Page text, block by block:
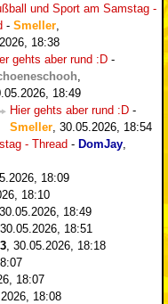
und Sport am Samstag -
- Smeller
18:38
gehts aber rund :D -
18:49
Hier gehts aber rund :D -
Smeller 30.05.2026, 18:54
- Thread - DomJay
18:09
18:10
30.05.2026, 18:49
30.05.2026, 18:51
30.05.2026, 18:18
18:07
18:08